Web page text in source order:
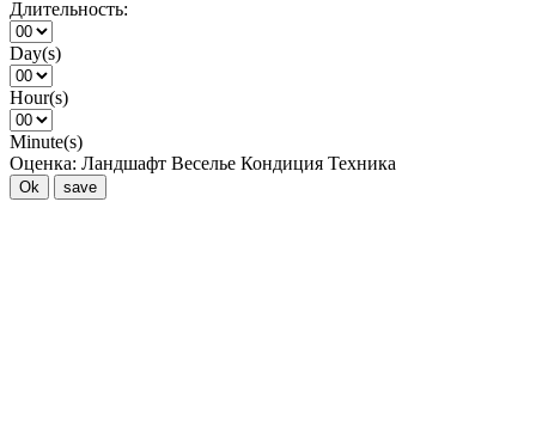
Длительность:
Day(s)
Hour(s)
Minute(s)
Оценка: Ландшафт Веселье Кондиция Техника
Ok save